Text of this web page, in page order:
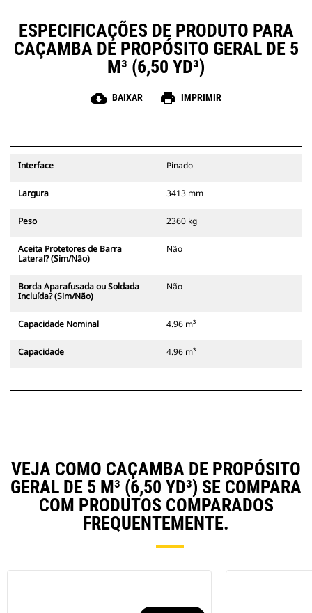
ESPECIFICAÇÕES DE PRODUTO PARA
CAÇAMBA DE PROPÓSITO GERAL DE 5
M³ (6,50 YD³)
cloud_download BAIXAR print IMPRIMIR
Interface Pinado
Largura 3413 mm
Peso 2360 kg
Aceita Protetores de Barra
Lateral? (Sim/Não)
Não
Borda Aparafusada ou Soldada
Incluída? (Sim/Não)
Não
Capacidade Nominal 4.96 m³
Capacidade 4.96 m³
VEJA COMO CAÇAMBA DE PROPÓSITO
GERAL DE 5 M³ (6,50 YD³) SE COMPARA
COM PRODUTOS COMPARADOS
FREQUENTEMENTE.